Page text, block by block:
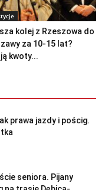
kolej z Rzeszowa do
za 10-15 lat?
kwoty...
prawa jazdy i pościg.
seniora. Pijany